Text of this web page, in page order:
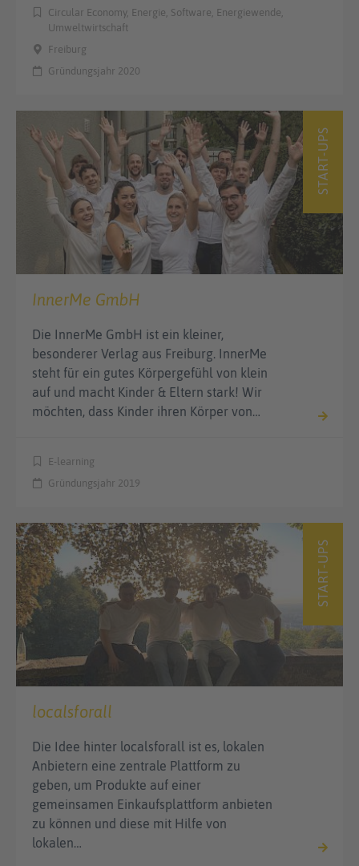
Circular Economy, Energie, Software, Energiewende,
Umweltwirtschaft
Freiburg
Gründungsjahr 2020
START-UPS
InnerMe GmbH
Die InnerMe GmbH ist ein kleiner,
besonderer Verlag aus Freiburg. InnerMe
steht für ein gutes Körpergefühl von klein
auf und macht Kinder & Eltern stark! Wir
möchten, dass Kinder ihren Körper von…
E-learning
Gründungsjahr 2019
START-UPS
localsforall
Die Idee hinter localsforall ist es, lokalen
Anbietern eine zentrale Plattform zu
geben, um Produkte auf einer
gemeinsamen Einkaufsplattform anbieten
zu können und diese mit Hilfe von
lokalen…